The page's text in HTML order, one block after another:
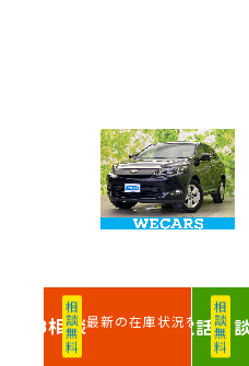
相談無料
WEB相談最新の在庫状況を確認
相談無料
電話相